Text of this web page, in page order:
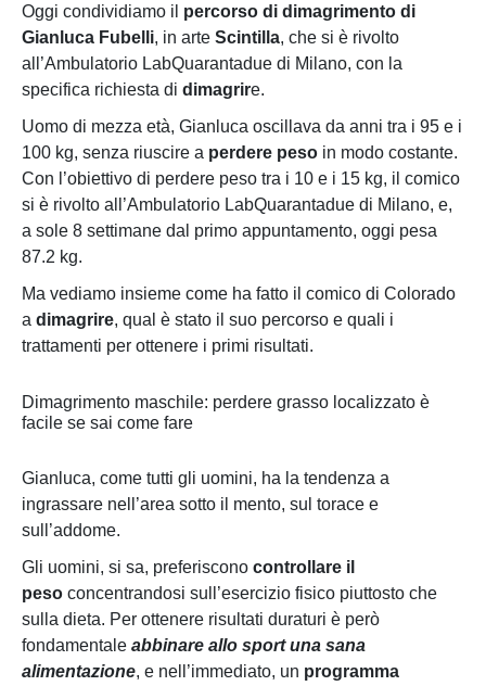
Oggi condividiamo il percorso di dimagrimento di
Gianluca Fubelli, in arte Scintilla, che si è rivolto
all’Ambulatorio LabQuarantadue di Milano, con la
specifica richiesta di dimagrire.
Uomo di mezza età, Gianluca oscillava da anni tra i 95 e i
100 kg, senza riuscire a perdere peso in modo costante.
Con l’obiettivo di perdere peso tra i 10 e i 15 kg, il comico
si è rivolto all’Ambulatorio LabQuarantadue di Milano, e,
a sole 8 settimane dal primo appuntamento, oggi pesa
87.2 kg.
Ma vediamo insieme come ha fatto il comico di Colorado
a dimagrire, qual è stato il suo percorso e quali i
trattamenti per ottenere i primi risultati.
Dimagrimento maschile: perdere grasso localizzato è
facile se sai come fare
Gianluca, come tutti gli uomini, ha la tendenza a
ingrassare nell’area sotto il mento, sul torace e
sull’addome.
Gli uomini, si sa, preferiscono controllare il
peso concentrandosi sull’esercizio fisico piuttosto che
sulla dieta. Per ottenere risultati duraturi è però
fondamentale abbinare allo sport una sana
alimentazione, e nell’immediato, un programma